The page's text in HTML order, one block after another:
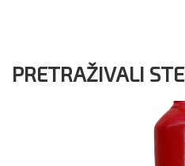
PRETRAŽIVALI STE